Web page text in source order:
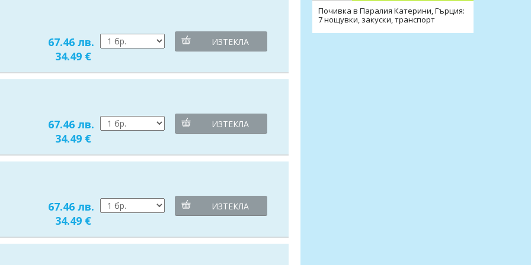
67.46 лв.
34.49 €
ИЗТЕКЛА
67.46 лв.
34.49 €
ИЗТЕКЛА
67.46 лв.
34.49 €
ИЗТЕКЛА
Почивка в Паралия Катерини, Гърция:
7 нощувки, закуски, транспорт